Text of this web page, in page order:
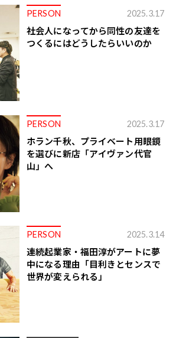
PERSON 2025.3.17
社会人になってから同性の友達を
つくるにはどうしたらいいのか
PERSON 2025.3.17
ホラン千秋、プライベート用眼鏡
を選びに新店「アイヴァン代官
山」へ
PERSON 2025.3.14
連続起業家・福田淳がアートに夢
中になる理由「目利きとセンスで
世界が変えられる」